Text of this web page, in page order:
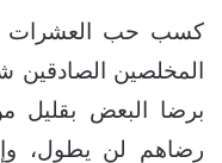
كسب حب العشرات
المخلصين
برضا البعض بقليل
رضاهم لن يطول،